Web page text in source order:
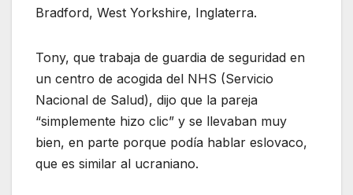
Bradford, West Yorkshire, Inglaterra.
Tony, que trabaja de guardia de seguridad en
un centro de acogida del NHS (Servicio
Nacional de Salud), dijo que la pareja
“simplemente hizo clic” y se llevaban muy
bien, en parte porque podía hablar eslovaco,
que es similar al ucraniano.